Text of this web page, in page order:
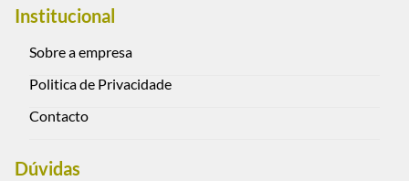
Institucional
Sobre a empresa
Politica de Privacidade
Contacto
Dúvidas